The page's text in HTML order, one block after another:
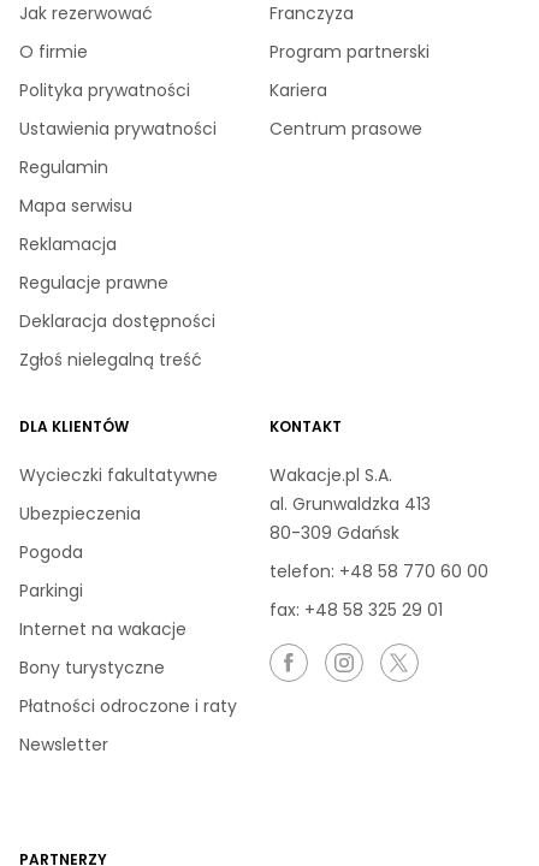
Jak rezerwować
O firmie
Polityka prywatności
Ustawienia prywatności
Regulamin
Mapa serwisu
Reklamacja
Regulacje prawne
Deklaracja dostępności
Zgłoś nielegalną treść
Franczyza
Program partnerski
Kariera
Centrum prasowe
DLA KLIENTÓW
Wycieczki fakultatywne
Ubezpieczenia
Pogoda
Parkingi
Internet na wakacje
Bony turystyczne
Płatności odroczone i raty
Newsletter
KONTAKT
Wakacje.pl S.A.
al. Grunwaldzka 413
80-309 Gdańsk
telefon: +48 58 770 60 00
fax: +48 58 325 29 01
PARTNERZY